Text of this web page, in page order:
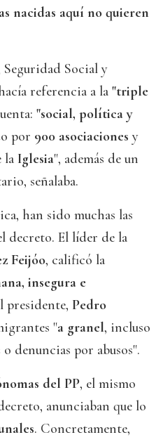
nacidas aquí no quieren
Social y
referencia a la "triple
"social, política y
por 900 asociaciones y
la Iglesia", además de un
señalaba.
han sido muchas las
decreto. El líder de la
Feijóo, calificó la
insegura e
presidente, Pedro
"a granel, incluso
denuncias por abusos".
del PP, el mismo
anunciaban que lo
. Concretamente,